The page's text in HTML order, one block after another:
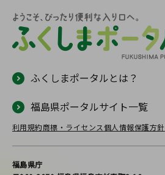
ふくしまポータルとは？
福島県ポータルサイト一覧
利用規約商標・ライセンス個人情報保護方針
福島県庁